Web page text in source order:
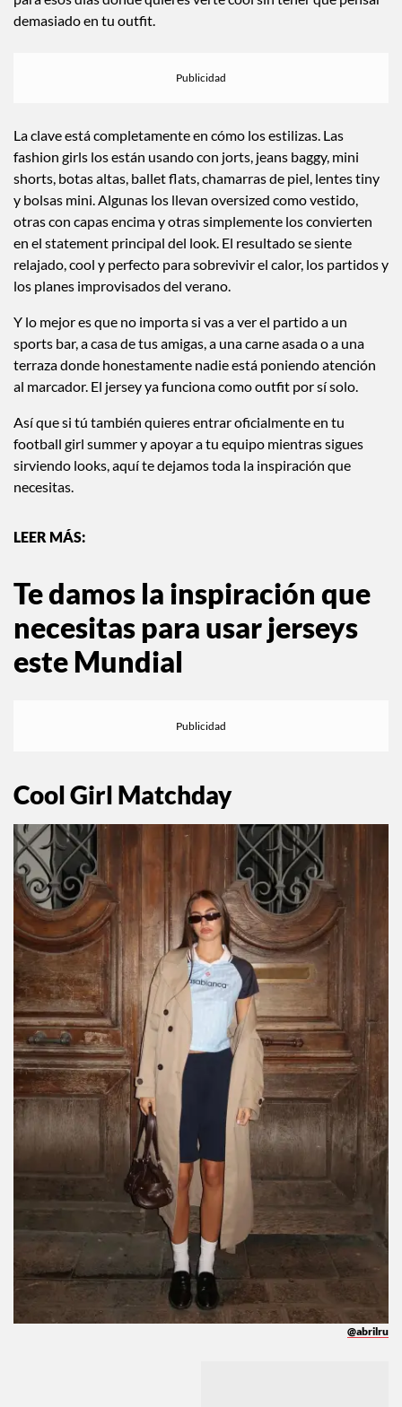
tiene sentido. Los jerseys son cómodos, oversized, fáciles de
combinar y tienen esa energía sporty y effortless que domina
para esos días donde quieres verte cool sin tener que pensar
La clave está completamente en cómo los estilizas. Las
fashion girls los están usando con jorts, jeans baggy, mini
shorts, botas altas, ballet flats, chamarras de piel, lentes tiny
y bolsas mini. Algunas los llevan oversized como vestido,
otras con capas encima y otras simplemente los convierten
en el statement principal del look. El resultado se siente
relajado, cool y perfecto para sobrevivir el calor, los partidos y
los planes improvisados del verano.
Y lo mejor es que no importa si vas a ver el partido a un
sports bar, a casa de tus amigas, a una carne asada o a una
terraza donde honestamente nadie está poniendo atención
al marcador. El jersey ya funciona como outfit por sí solo.
Así que si tú también quieres entrar oficialmente en tu
sirviendo looks, aquí te dejamos toda la inspiración que
Te damos la inspiración que
este Mundial
Cool Girl Matchday